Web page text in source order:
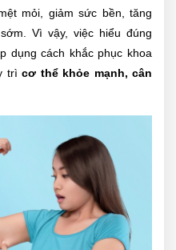
mỏi, giảm sức bền, tăng
Vì vậy, việc hiểu đúng
dụng cách khắc phục khoa
trìcơ thể khỏe mạnh, cân